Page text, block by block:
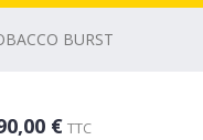
BURST
€ TTC